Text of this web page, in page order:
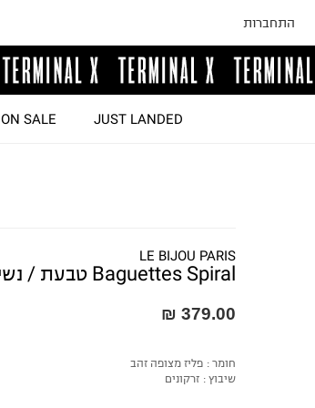
התחברות
JUST LANDED
ON SALE
LE BIJOU PARIS
Baguettes Spiral טבעת / נשים
379.00 ₪
חומר : פליז מצופה זהב
שיבוץ : זרקונים